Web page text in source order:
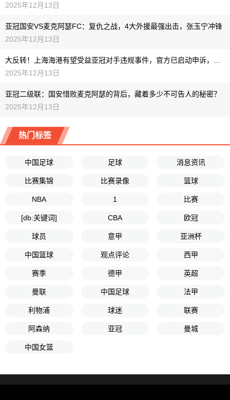
2025年12月13日
亚冠国安VS麦克阿瑟FC：复仇之战，4大外援最强出击，张玉宁冲锋
2025年12月13日
2025年12月13日
亚冠二级联：国安惜败麦克阿瑟的背后，藏着多少不可告人的秘密？
2025年12月13日
热门标签
中国足球 足球 消息资讯
比赛集锦 比赛录像 篮球
NBA 1 比赛
[db:关键词] CBA 欧冠
球员 意甲 亚洲杯
中国篮球 观点评论 西甲
赛季 德甲 英超
曼联 中国足球 法甲
利物浦 球迷 联赛
阿森纳 亚冠 曼城
中国女篮